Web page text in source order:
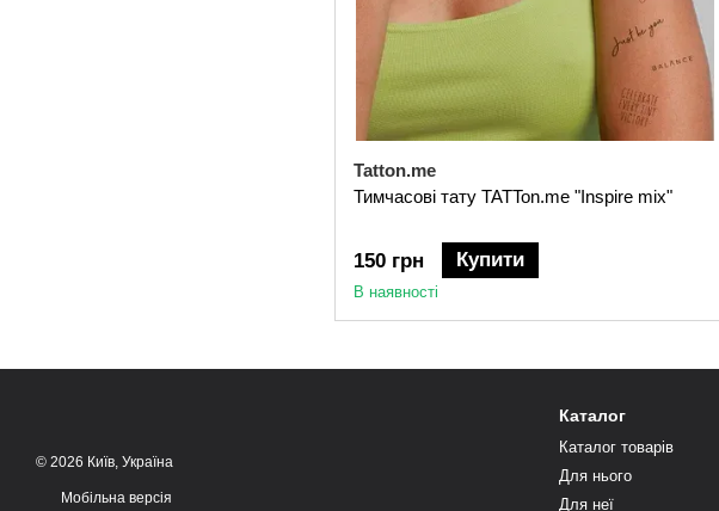
Tatton.me
Тимчасові тату TATTon.me "Inspire mix"
150 грн Купити
В наявності
© 2026 Київ, Україна
Мобільна версія
Каталог
Каталог товарів
Для нього
Для неї